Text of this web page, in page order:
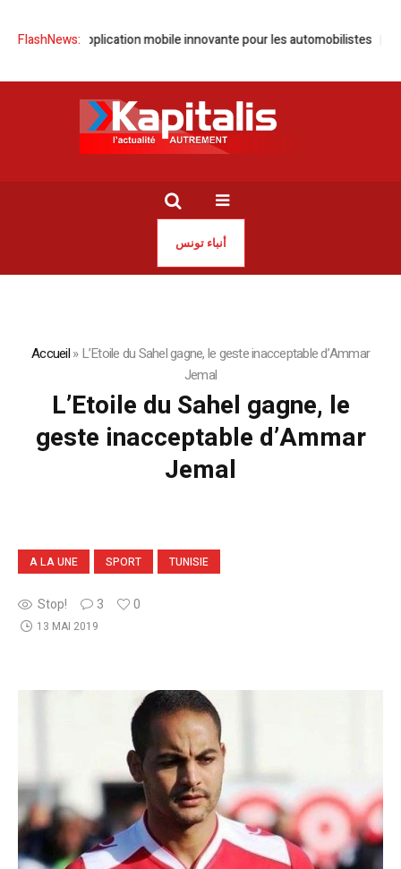
FlashNews:
une application mobile innovante pour les automobilistes KIKO
أنباء تونس
Accueil»L’Etoile du Sahel gagne, le geste inacceptable d’Ammar
Jemal
L’Etoile du Sahel gagne, le
geste inacceptable d’Ammar
Jemal
A LA UNE SPORT TUNISIE
Stop! 3 0
13 MAI 2019